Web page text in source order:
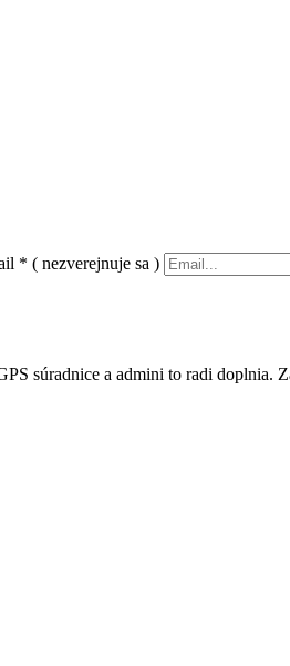
* ( nezverejnuje sa )
súradnice a admini to radi doplnia.